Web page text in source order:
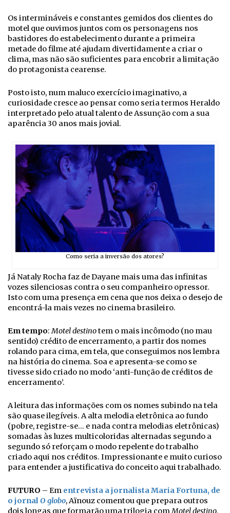
Os intermináveis e constantes gemidos dos clientes do
motel que ouvimos juntos com os personagens nos
bastidores do estabelecimento durante a primeira
metade do filme até ajudam divertidamente a criar o
clima, mas não são suficientes para encobrir a limitação
do protagonista cearense.
Posto isto, num maluco exercício imaginativo, a
curiosidade cresce ao pensar como seria termos Heraldo
interpretado pelo atual talento de Assunção com a sua
aparência 30 anos mais jovial.
Como seria a inversão dos atores?
Já Nataly Rocha faz de Dayane mais uma das infinitas
vozes silenciosas contra o seu companheiro opressor.
Isto com uma presença em cena que nos deixa o desejo de
encontrá-la mais vezes no cinema brasileiro.
Em tempo:Motel destinotem o mais incômodo (no mau
sentido) crédito de encerramento, a partir dos nomes
rolando para cima, em tela, que conseguimos nos lembra
na história do cinema. Soa e apresenta-se como se
tivesse sido criado no modo ‘anti-função de créditos de
encerramento’.
A leitura das informações com os nomes subindo na tela
são quase ilegíveis. A alta melodia eletrônica ao fundo
(pobre, registre-se… e nada contra melodias eletrônicas)
somadas às luzes multicoloridas alternadas segundo a
segundo só reforçam o modo repelente do trabalho
criado aqui nos créditos. Impressionante e muito curioso
para entender a justificativa do conceito aqui trabalhado.
FUTURO – Em entrevista a jornalista Maria Fortuna, de
o jornalO globo, Aïnouz comentou que prepara outros
dois longas que formarão uma trilogia com Motel destino.